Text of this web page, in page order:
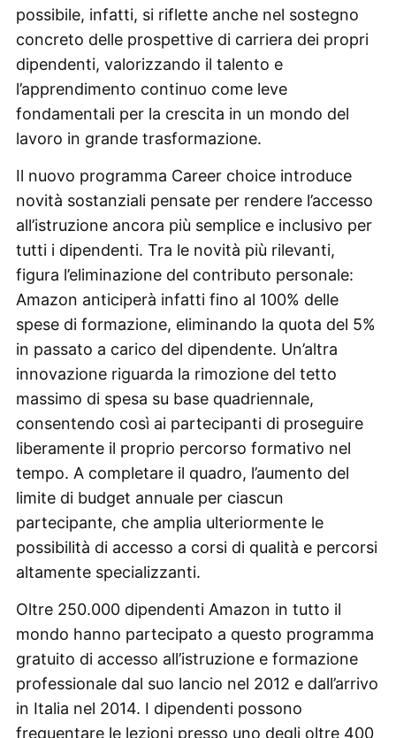
possibile, infatti, si riflette anche nel sostegno
concreto delle prospettive di carriera dei propri
dipendenti, valorizzando il talento e
l’apprendimento continuo come leve
fondamentali per la crescita in un mondo del
lavoro in grande trasformazione.
Il nuovo programma Career choice introduce
novità sostanziali pensate per rendere l’accesso
all’istruzione ancora più semplice e inclusivo per
tutti i dipendenti. Tra le novità più rilevanti,
figura l’eliminazione del contributo personale:
Amazon anticiperà infatti fino al 100% delle
spese di formazione, eliminando la quota del 5%
in passato a carico del dipendente. Un’altra
innovazione riguarda la rimozione del tetto
massimo di spesa su base quadriennale,
consentendo così ai partecipanti di proseguire
liberamente il proprio percorso formativo nel
tempo. A completare il quadro, l’aumento del
limite di budget annuale per ciascun
partecipante, che amplia ulteriormente le
possibilità di accesso a corsi di qualità e percorsi
altamente specializzanti.
Oltre 250.000 dipendenti Amazon in tutto il
mondo hanno partecipato a questo programma
gratuito di accesso all’istruzione e formazione
professionale dal suo lancio nel 2012 e dall’arrivo
in Italia nel 2014. I dipendenti possono
frequentare le lezioni presso uno degli oltre 400